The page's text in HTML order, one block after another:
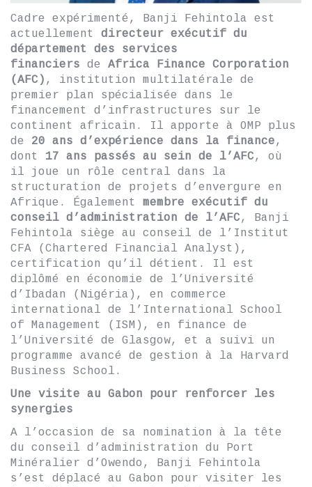
Cadre expérimenté, Banji Fehintola est
actuellement directeur exécutif du
département des services
financiers de Africa Finance Corporation
(AFC) , institution multilatérale de
premier plan spécialisée dans le
financement d’infrastructures sur le
continent africain. Il apporte à OMP plus
de 20 ans d’expérience dans la finance,
dont 17 ans passés au sein de l’AFC, où
il joue un rôle central dans la
structuration de projets d’envergure en
Afrique. Également membre exécutif du
conseil d’administration de l’AFC, Banji
Fehintola siège au conseil de l’Institut
CFA (Chartered Financial Analyst),
certification qu’il détient. Il est
diplômé en économie de l’Université
d’Ibadan (Nigéria), en commerce
international de l’International School
of Management (ISM), en finance de
l’Université de Glasgow, et a suivi un
programme avancé de gestion à la Harvard
Business School.
Une visite au Gabon pour renforcer les
synergies
A l’occasion de sa nomination à la tête
du conseil d’administration du Port
Minéralier d’Owendo, Banji Fehintola
s’est déplacé au Gabon pour visiter les